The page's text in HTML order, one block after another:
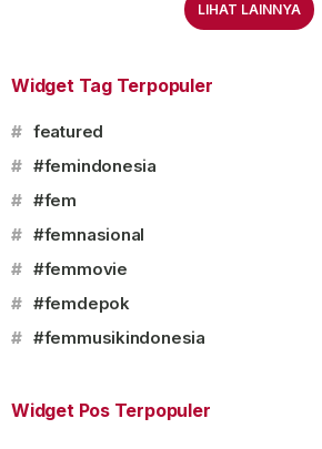
LIHAT LAINNYA
Widget Tag Terpopuler
# featured
# #femindonesia
# #fem
# #femnasional
# #femmovie
# #femdepok
# #femmusikindonesia
Widget Pos Terpopuler